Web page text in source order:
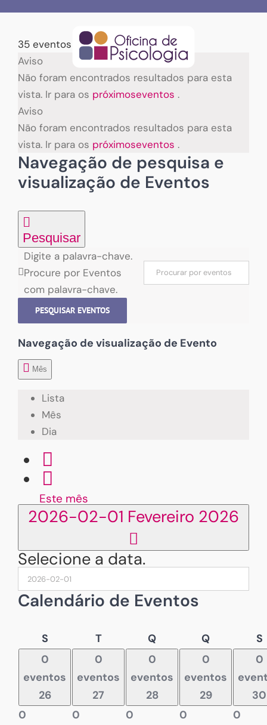
content35 eventos encontrados.
Eventos
Aviso
Não foram encontrados resultados para esta
vista. Ir para os próximoseventos .
Aviso
Não foram encontrados resultados para esta
vista. Ir para os próximoseventos .
Navegação de pesquisa e
visualização de Eventos
Pesquisar
Digite a palavra-chave.
Procure por Eventos
com palavra-chave.
PESQUISAR EVENTOS
Navegação de visualização de Evento
Mês
Lista
Mês
Dia
Este mês
2026-02-01 Fevereiro 2026
Selecione a data.
Calendário de Eventos
SSegunda-
feira
TTerça-
feira
QQuarta-
QQuinta-
S
0
eventos
26
0
0
eventos
27
0
0
eventos
28
0
0
eventos
29
0
0
30
0